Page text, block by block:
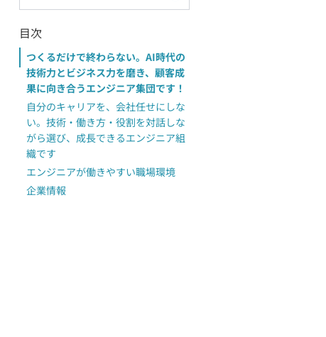
目次
つくるだけで終わらない。AI時代の
技術力とビジネス力を磨き、顧客成
果に向き合うエンジニア集団です！
自分のキャリアを、会社任せにしな
い。技術・働き方・役割を対話しな
がら選び、成長できるエンジニア組
織です
エンジニアが働きやすい職場環境
企業情報